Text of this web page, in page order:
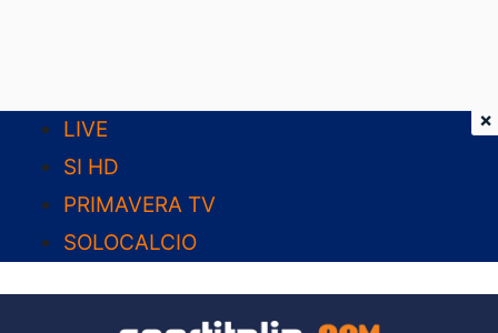
contenuto
LIVE
SI HD
PRIMAVERA TV
SOLOCALCIO
×